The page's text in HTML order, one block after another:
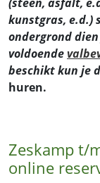
kunstgras, e.d.)
ondergrond
voldoende
beschikt kun je
huren.
Zeskamp t/
online